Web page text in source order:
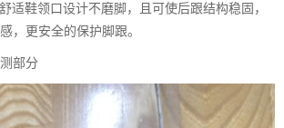
适鞋领口设计不磨脚，且可使后跟结构稳固，
，更安全的保护脚跟。
部分